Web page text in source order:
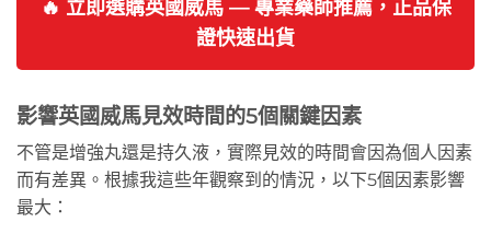
🔥 立即選購英國威馬 — 專業藥師推薦，正品保
證快速出貨
影響英國威馬見效時間的5個關鍵因素
不管是增強丸還是持久液，實際見效的時間會因為個人因素
而有差異。根據我這些年觀察到的情況，以下5個因素影響
最大：